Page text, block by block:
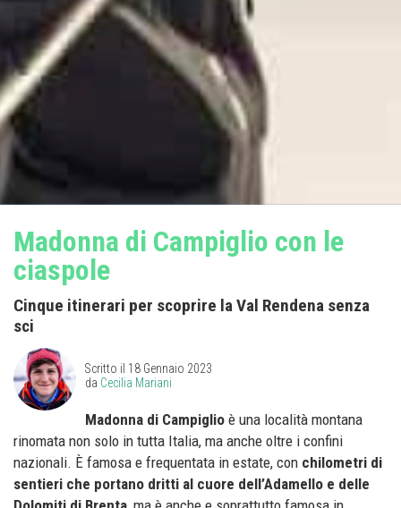
Madonna di Campiglio con le
ciaspole
Cinque itinerari per scoprire la Val Rendena senza
sci
Scritto il 18 Gennaio 2023
da Cecilia Mariani
Madonna di Campiglio è una località montana
rinomata non solo in tutta Italia, ma anche oltre i confini
nazionali. È famosa e frequentata in estate, con chilometri di
sentieri che portano dritti al cuore dell’Adamello e delle